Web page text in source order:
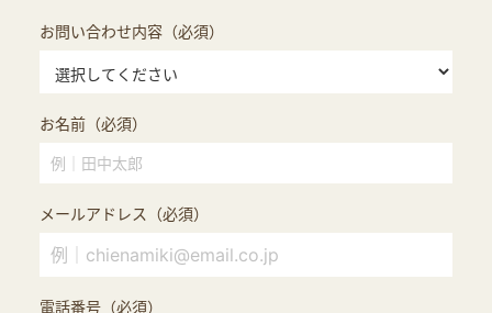
お問い合わせ内容（必須）
お名前（必須）
メールアドレス（必須）
電話番号（必須）